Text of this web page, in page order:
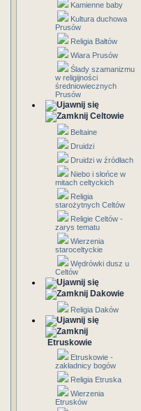
Kamienne baby
Kultura duchowa
Prusów
Religia Bałtów
Wiara Prusów
Ślady szamanizmu
w religijności
średniowiecznych
Prusów
Celtowie
Beltaine
Druidzi
Druidzi w źródłach
Niebo i słońce w
mitach celtyckich
Religia
starożytnych Celtów
Religie Celtów -
zarys tematu
Wierzenia
staroceltyckie
Wędrówki dusz u
Celtów
Dakowie
Religia Daków
Etruskowie
Etruskowie -
zakładnicy bogów
Religia Etruska
Wierzenia
Etrusków